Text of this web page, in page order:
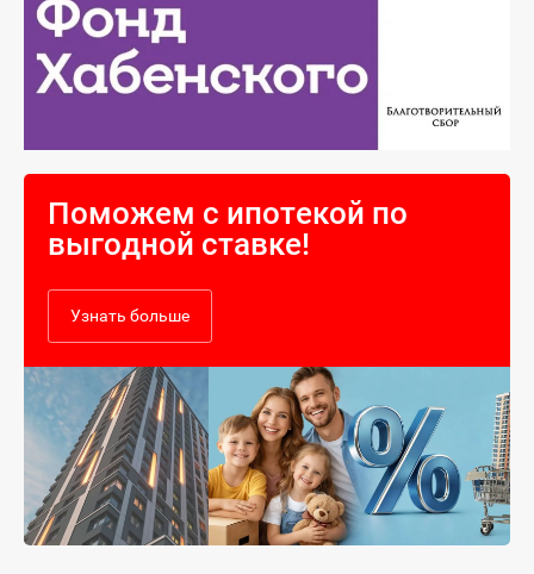
Поможем с ипотекой по
выгодной ставке!
Узнать больше